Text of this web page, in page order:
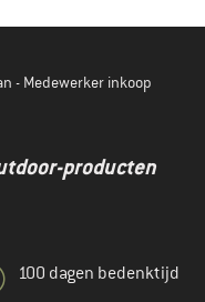
- Medewerker inkoop
producten
100 dagen bedenktijd